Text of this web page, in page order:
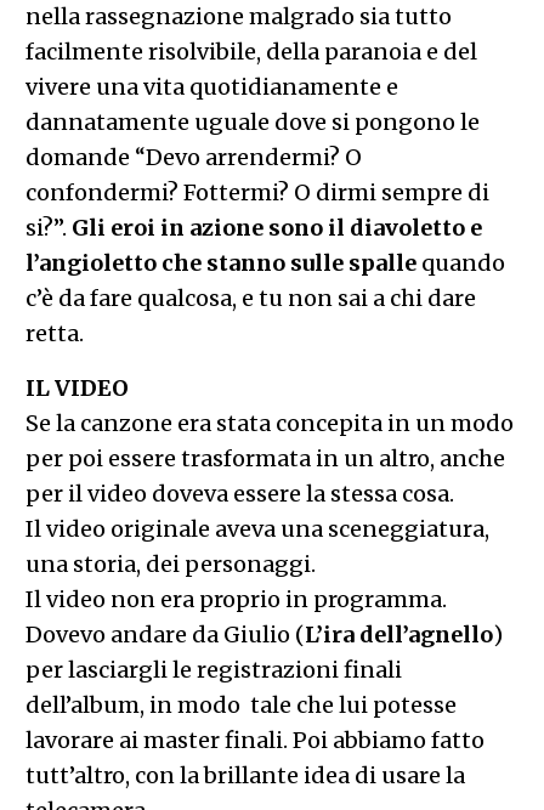
nella rassegnazione malgrado sia tutto
facilmente risolvibile, della paranoia e del
vivere una vita quotidianamente e
dannatamente uguale dove si pongono le
domande “Devo arrendermi? O
confondermi? Fottermi? O dirmi sempre di
si?”. Gli eroi in azione sono il diavoletto e
l’angioletto che stanno sulle spallequando
c’è da fare qualcosa, e tu non sai a chi dare
retta.
IL VIDEO
Se la canzone era stata concepita in un modo
per poi essere trasformata in un altro, anche
per il video doveva essere la stessa cosa.
Il video originale aveva una sceneggiatura,
una storia, dei personaggi.
Il video non era proprio in programma.
Dovevo andare da Giulio (L’ira dell’agnello)
per lasciargli le registrazioni finali
dell’album, in modo tale che lui potesse
lavorare ai master finali. Poi abbiamo fatto
tutt’altro, con la brillante idea di usare la